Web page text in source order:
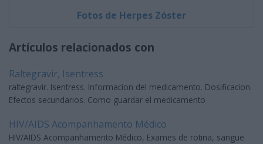
Fotos de Herpes Zóster
Artículos relacionados con
Raltegravir, Isentress
raltegravir. Isentress. Informacion del medicamento. Dosificacion.
Efectos secundarios. Como guardar el medicamento
HIV/AIDS Acompanhamento Médico
HIV/AIDS Acompanhamento Médico, Exames de rotina, sangue